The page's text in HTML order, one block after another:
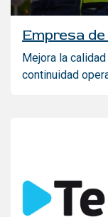
Empresa
Mejora la
continuidad